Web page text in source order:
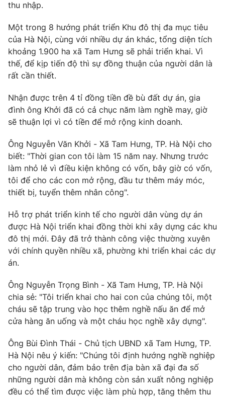
thu nhập.
Một trong 8 hướng phát triển Khu đô thị đa mục tiêu
của Hà Nội, cùng với nhiều dự án khác, tổng diện tích
khoảng 1.900 ha xã Tam Hưng sẽ phải triển khai. Vì
thế, để kịp tiến độ thì sự đồng thuận của người dân là
rất cần thiết.
Nhận được trên 4 tỉ đồng tiền đề bù đất dự án, gia
đình ông Khởi đã có cả chục năm làm nghề may, giờ
sẽ thuận lợi vì có tiền để mở rộng kinh doanh.
Ông Nguyễn Văn Khởi - Xã Tam Hưng, TP. Hà Nội cho
biết: "Thời gian con tôi làm 15 năm nay. Nhưng trước
làm nhỏ lẻ vì điều kiện không có vốn, bây giờ có vốn,
tôi để cho các con mở rộng, đầu tư thêm máy móc,
thiết bị, tuyển thêm nhân công".
Hỗ trợ phát triển kinh tế cho người dân vùng dự án
được Hà Nội triển khai đồng thời khi xây dựng các khu
đô thị mới. Đây đã trở thành công việc thường xuyên
với chính quyền nhiều xã, phường khi triển khai các dự
án.
Ông Nguyễn Trọng Bình - Xã Tam Hưng, TP. Hà Nội
chia sẻ: "Tôi triển khai cho hai con của chúng tôi, một
cháu sẽ tập trung vào học thêm nghề nấu ăn để mở
cửa hàng ăn uống và một cháu học nghề xây dựng".
Ông Bùi Đình Thái - Chủ tịch UBND xã Tam Hưng, TP.
Hà Nội nêu ý kiến: "Chúng tôi định hướng nghề nghiệp
cho người dân, đảm bảo trên địa bàn xã đại đa số
những người dân mà không còn sản xuất nông nghiệp
đều có thể tìm được việc làm phù hợp, tăng thêm thu